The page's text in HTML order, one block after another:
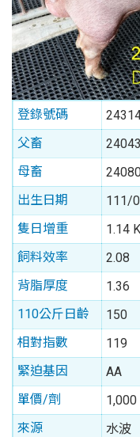
登錄號碼
父畜
母畜
出生日期
111/
隻日增重
1.14
飼料效率
2.08
背脂厚度
1.36
110公斤日齡
150
相對指數
119
緊迫基因
AA
單價/劑
1,000
來源
水波